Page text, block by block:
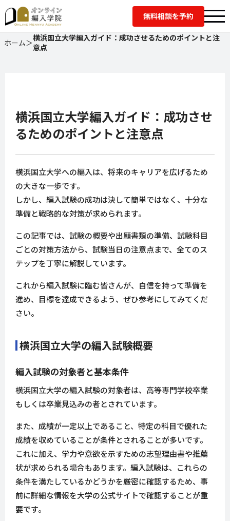
無料相談を予約
ホーム＞横浜国立大学編入ガイド：成功させるためのポイントと注
意点
横浜国立大学編入ガイド：成功させ
るためのポイントと注意点
横浜国立大学への編入は、将来のキャリアを広げるため
の大きな一歩です。
しかし、編入試験の成功は決して簡単ではなく、十分な
準備と戦略的な対策が求められます。
この記事では、試験の概要や出願書類の準備、試験科目
ごとの対策方法から、試験当日の注意点まで、全てのス
テップを丁寧に解説しています。
これから編入試験に臨む皆さんが、自信を持って準備を
進め、目標を達成できるよう、ぜひ参考にしてみてくだ
さい。
横浜国立大学の編入試験概要
編入試験の対象者と基本条件
横浜国立大学の編入試験の対象者は、高等専門学校卒業
もしくは卒業見込みの者とされています。
また、成績が一定以上であること、特定の科目で優れた
成績を収めていることが条件とされることが多いです。
これに加え、学力や意欲を示すための志望理由書や推薦
状が求められる場合もあります。編入試験は、これらの
条件を満たしているかどうかを厳密に確認するため、事
前に詳細な情報を大学の公式サイトで確認することが重
要です。